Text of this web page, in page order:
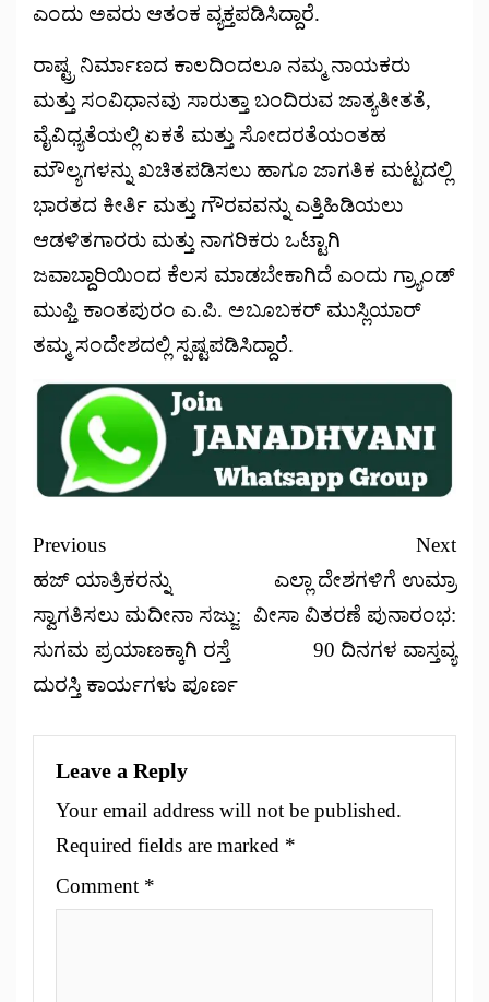
ಎಂದು ಅವರು ಆತಂಕ ವ್ಯಕ್ತಪಡಿಸಿದ್ದಾರೆ.
ರಾಷ್ಟ್ರ ನಿರ್ಮಾಣದ ಕಾಲದಿಂದಲೂ ನಮ್ಮ ನಾಯಕರು
ಮತ್ತು ಸಂವಿಧಾನವು ಸಾರುತ್ತಾ ಬಂದಿರುವ ಜಾತ್ಯತೀತತೆ,
ವೈವಿಧ್ಯತೆಯಲ್ಲಿ ಏಕತೆ ಮತ್ತು ಸೋದರತೆಯಂತಹ
ಮೌಲ್ಯಗಳನ್ನು ಖಚಿತಪಡಿಸಲು ಹಾಗೂ ಜಾಗತಿಕ ಮಟ್ಟದಲ್ಲಿ
ಭಾರತದ ಕೀರ್ತಿ ಮತ್ತು ಗೌರವವನ್ನು ಎತ್ತಿಹಿಡಿಯಲು
ಆಡಳಿತಗಾರರು ಮತ್ತು ನಾಗರಿಕರು ಒಟ್ಟಾಗಿ
ಜವಾಬ್ದಾರಿಯಿಂದ ಕೆಲಸ ಮಾಡಬೇಕಾಗಿದೆ ಎಂದು ಗ್ರ್ಯಾಂಡ್
ಮುಫ್ತಿ ಕಾಂತಪುರಂ ಎ.ಪಿ. ಅಬೂಬಕರ್ ಮುಸ್ಲಿಯಾರ್
ತಮ್ಮ ಸಂದೇಶದಲ್ಲಿ ಸ್ಪಷ್ಟಪಡಿಸಿದ್ದಾರೆ.
Previous
ಹಜ್ ಯಾತ್ರಿಕರನ್ನು
ಸ್ವಾಗತಿಸಲು ಮದೀನಾ ಸಜ್ಜು:
ಸುಗಮ ಪ್ರಯಾಣಕ್ಕಾಗಿ ರಸ್ತೆ
ದುರಸ್ತಿ ಕಾರ್ಯಗಳು ಪೂರ್ಣ
Next
ಎಲ್ಲಾ ದೇಶಗಳಿಗೆ ಉಮ್ರಾ
ವೀಸಾ ವಿತರಣೆ ಪುನಾರಂಭ:
90 ದಿನಗಳ ವಾಸ್ತವ್ಯ
Leave a Reply
Your email address will not be published.
Required fields are marked *
Comment *